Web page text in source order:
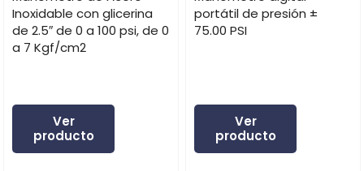
Inoxidable con glicerina
de 2.5″ de 0 a 100 psi, de 0
a 7 Kgf/cm2
Ver
producto
portátil de presión ±
75.00 PSI
Ver
producto